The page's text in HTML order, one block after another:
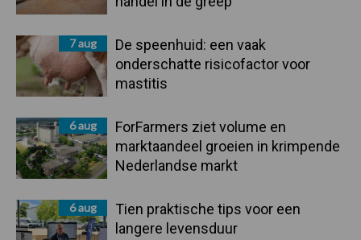
7 aug
De speenhuid: een vaak
onderschatte risicofactor voor
mastitis
6 aug
ForFarmers ziet volume en
marktaandeel groeien in krimpende
Nederlandse markt
6 aug
Tien praktische tips voor een
langere levensduur